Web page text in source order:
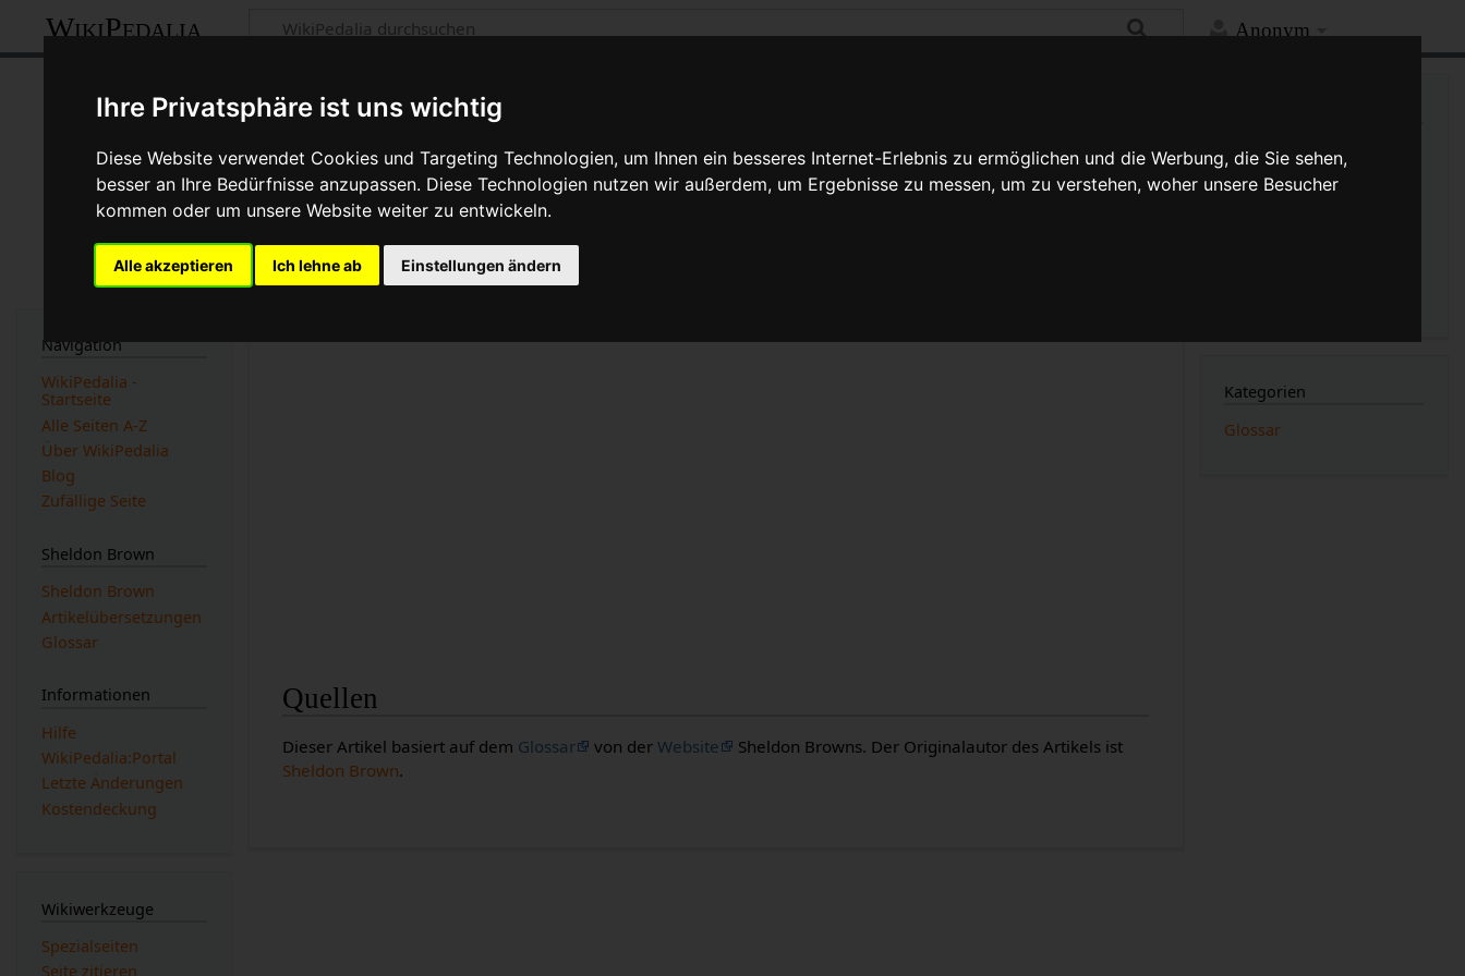
Ihre Privatsphäre ist uns wichtig
Diese Website verwendet Cookies und Targeting Technologien, um Ihnen ein besseres Internet-Erlebnis zu ermöglichen und die Werbung, die Sie sehen,
besser an Ihre Bedürfnisse anzupassen. Diese Technologien nutzen wir außerdem, um Ergebnisse zu messen, um zu verstehen, woher unsere Besucher
kommen oder um unsere Website weiter zu entwickeln.
Alle akzeptieren Ich lehne ab Einstellungen ändern
Anonym
WikiPedalia
Schmutzfänger
Seite Diskussion Quelltext anzeigen Versionsgeschichte
DerSchmutzfänger ist eine grob dreieckig geformter Lappen, der am unteren Ende des vorderen
Bedingungen auch einen Schmutzfänger am hinteren Schutzblech angebracht, um Mitfahrer ebenfalls vor
Dreckspritzern zu schützen.
Quellen
Dieser Artikel basiert auf dem Glossar von derWebsite
Sheldon Browns. Der Originalautor des Artikels ist
Sheldon Brown.
Navigation
WikiPedalia -
Startseite
Alle Seiten A-Z
Über WikiPedalia
Blog
Zufällige Seite
Sheldon Brown
Sheldon Brown
Artikelübersetzungen
Glossar
Informationen
Hilfe
WikiPedalia:Portal
Letzte Änderungen
Kostendeckung
Wikiwerkzeuge
Spezialseiten
Seite zitieren
Links auf diese Seite
Änderungen an verlinkten
Seiten
Kategorien
Glossar